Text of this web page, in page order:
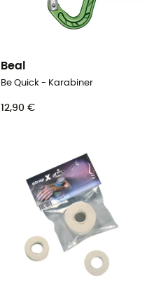
Beal
Be Quick - Karabiner
12,90 €